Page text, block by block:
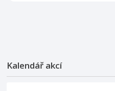
Kalendář akcí